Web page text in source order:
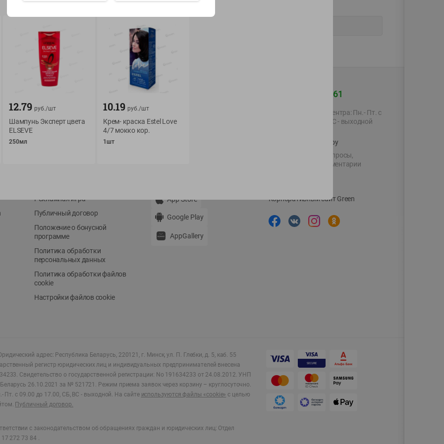
Оплата
Условия доставки
Рекламная игра
Публичный договор
Положение о бонусной
программе
Политика обработки
персональных данных
Политика обработки файлов
cookie
Настройки файлов cookie
App Store
Google Play
AppGallery
+375 44 560-60-61
Время работы Call-центра: Пн.- Пт. с
09.00 до 17.00, СБ, ВС - выходной
shop@green-market.by
Пишите нам свои вопросы,
предложения и комментарии
Корпоративный сайт Green
адрес: Республика Беларусь, 220121, г. Минск, ул. П. Глебки, д. 5, каб. 55
регистр юридических лиц и индивидуальных предпринимателей внесена
Свидетельство о государственной регистрации: No 191634233 от 24.08.2012. УНП
26.10.2021 за № 521721. Режим приема заявок через корзину – круглосуточно.
Пт. с 09.00 до 17.00, СБ, ВС - выходной. На сайте используются файлы «cookie» с целью
Публичный договор.
с законодательством об обращениях граждан и юридических лиц: Отдел
272 73 84 .
12.79 руб./шт
Шампунь Эксперт цвета
ELSEVE
250мл
10.19 руб./шт
Крем- краска Estel Love
4/7 мокко кор.
1шт